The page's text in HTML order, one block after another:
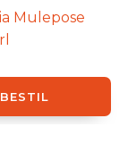
Mulepose
BESTIL